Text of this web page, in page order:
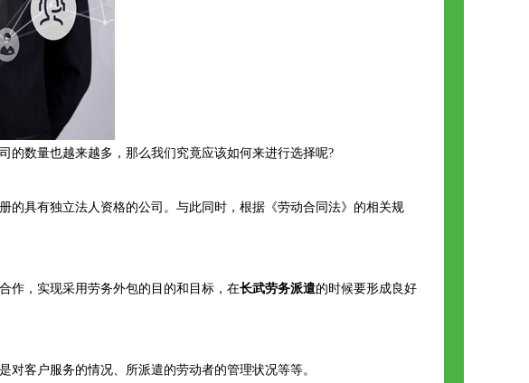
的数量也越来越多，那么我们究竟应该如何来进行选择呢?
的具有独立法人资格的公司。与此同时，根据《劳动合同法》的相关规
作，实现采用劳务外包的目的和目标，在长武劳务派遣的时候要形成良好
客户服务的情况、所派遣的劳动者的管理状况等等。